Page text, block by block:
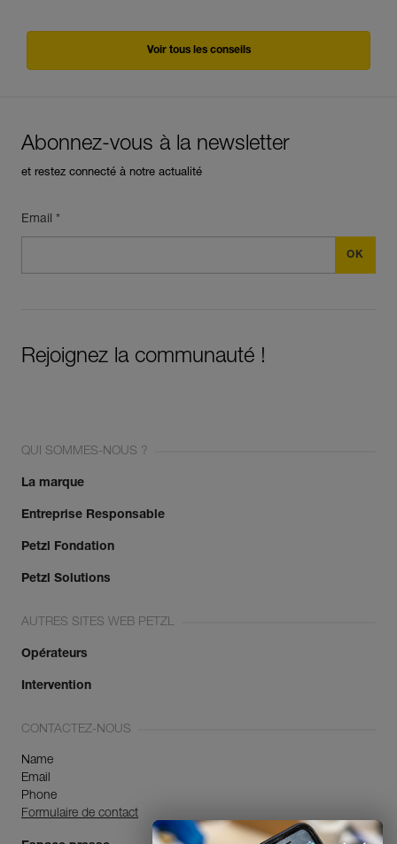
Voir tous les conseils
Abonnez-vous à la newsletter
et restez connecté à notre actualité
Email *
Rejoignez la communauté !
QUI SOMMES-NOUS ?
La marque
Entreprise Responsable
Petzl Fondation
Petzl Solutions
AUTRES SITES WEB PETZL
Opérateurs
Intervention
CONTACTEZ-NOUS
Name
Email
Phone
Formulaire de contact